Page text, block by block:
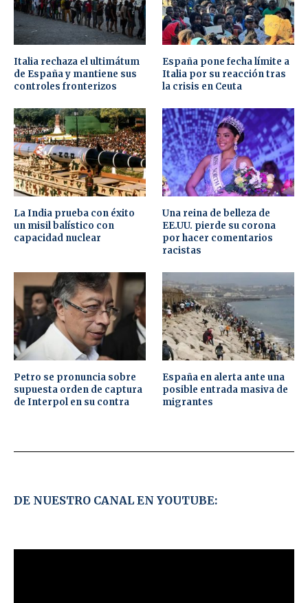
Italia rechaza el ultimátum
de España y mantiene sus
controles fronterizos
España pone fecha límite a
Italia por su reacción tras
la crisis en Ceuta
La India prueba con éxito
un misil balístico con
capacidad nuclear
Una reina de belleza de
EE.UU. pierde su corona
por hacer comentarios
racistas
Petro se pronuncia sobre
supuesta orden de captura
de Interpol en su contra
España en alerta ante una
posible entrada masiva de
migrantes
DE NUESTRO CANAL EN YOUTUBE: